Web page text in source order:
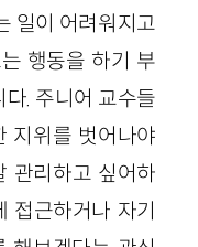
일이 어려워지고
행동을 하기 부
. 주니어 교수들
지위를 벗어나야
관리하고 싶어하
접근하거나 자기